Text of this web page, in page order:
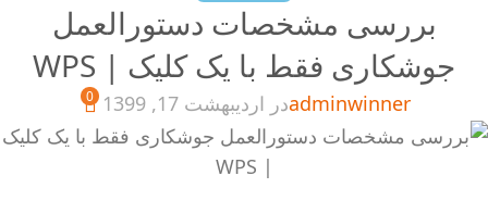
بررسی مشخصات دستورالعمل
جوشکاری فقط با یک کلیک | WPS
adminwinnerدر اردیبهشت 17, 1399 0